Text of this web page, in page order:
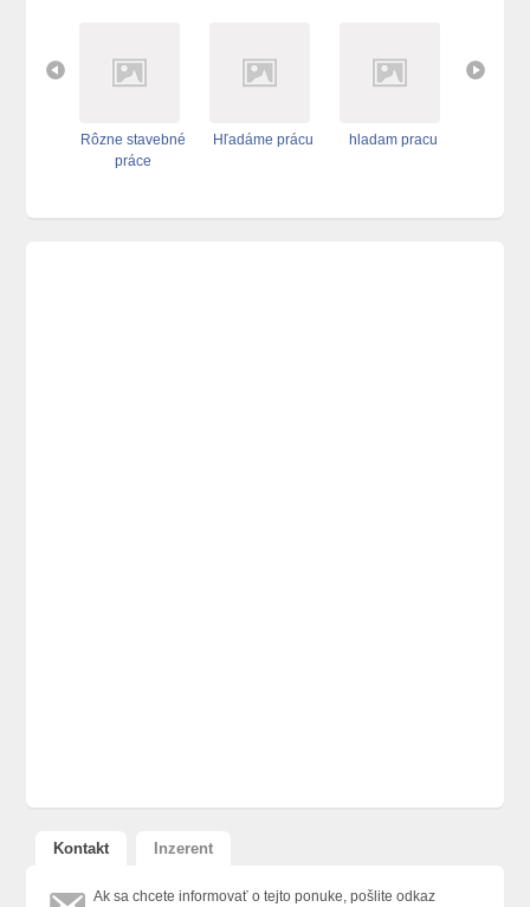
Rôzne stavebné
práce
Hľadáme prácu hladam pracu
Kontakt Inzerent
Ak sa chcete informovať o tejto ponuke, pošlite odkaz